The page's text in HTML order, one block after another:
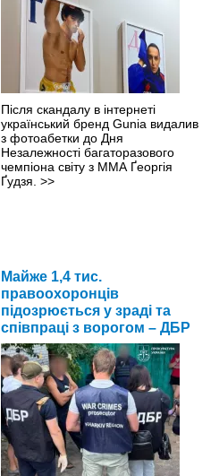
Після скандалу в інтернеті
український бренд Gunia видалив
з фотоабетки до Дня
Незалежності багаторазового
чемпіона світу з ММА Ґеоргія
Ґудзя. >>
Майже 1,4 тис.
правоохоронців
підозрюється у зраді та
співпраці з ворогом – ДБР